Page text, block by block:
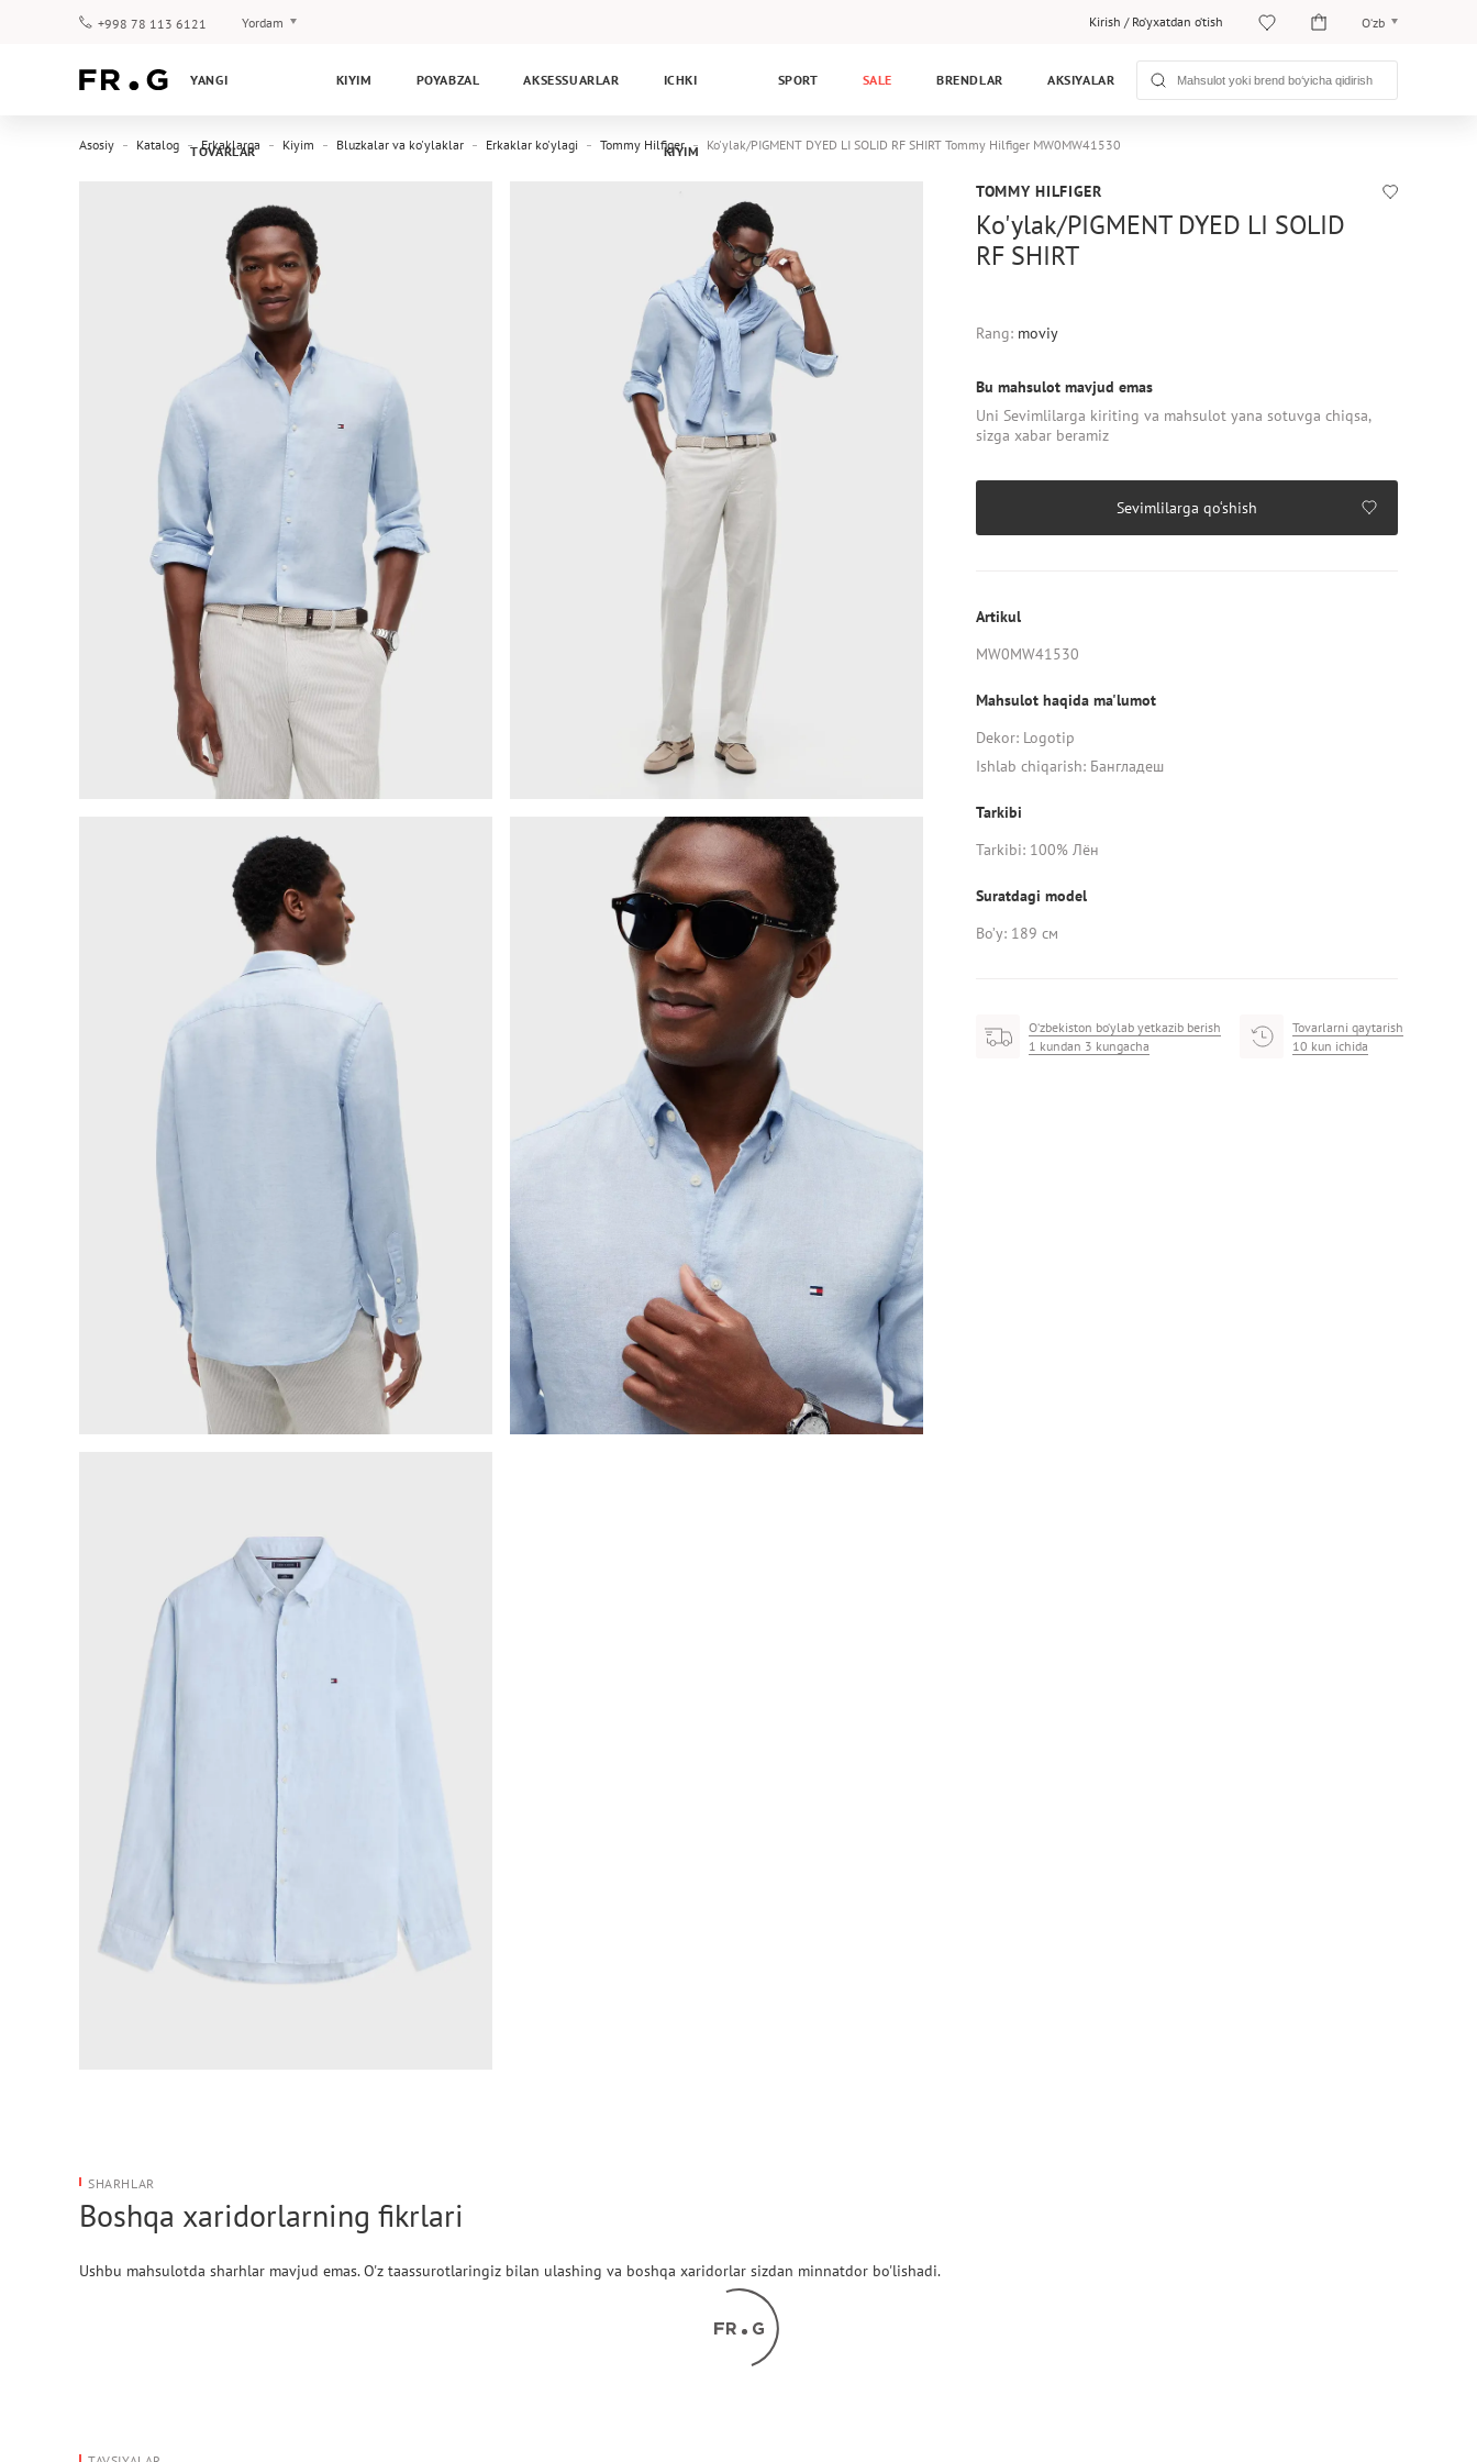
+998 78 113 6121 Yordam
Kafolat
Kirish / Ro‘yxatdan o‘tish O‘zb
Рус
YANGI
TOVARLAR
KIYIM POYABZAL AKSESSUARLAR ICHKI
KIYIM
SPORT SALE BRENDLAR AKSIYALAR
Asosiy Katalog Erkaklarga Kiyim Bluzkalar va ko'ylaklar Erkaklar ko'ylagi Tommy Hilfiger Ko'ylak/PIGMENT DYED LI SOLID RF SHIRT Tommy Hilfiger MW0MW41530
TOMMY HILFIGER
Ko'ylak/PIGMENT DYED LI SOLID
RF SHIRT
Rang: moviy
Bu mahsulot mavjud emas
Uni Sevimlilarga kiriting va mahsulot yana sotuvga chiqsa,
sizga xabar beramiz
Sevimlilarga qo‘shish
Artikul
MW0MW41530
Mahsulot haqida ma'lumot
Dekor: Logotip
Ishlab chiqarish: Бангладеш
Tarkibi
Tarkibi: 100% Лён
Suratdagi model
Bo’y: 189 см
O‘zbekiston bo‘ylab yetkazib berish
1 kundan 3 kungacha
Tovarlarni qaytarish
10 kun ichida
SHARHLAR
Boshqa xaridorlarning fikrlari
Ushbu mahsulotda sharhlar mavjud emas. O'z taassurotlaringiz bilan ulashing va boshqa xaridorlar sizdan minnatdor bo'lishadi.